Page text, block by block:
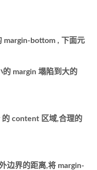
margin-bottom , 下面元
margin 塌陷到大的
的 content 区域,合理的
边界的距离,将 margin-